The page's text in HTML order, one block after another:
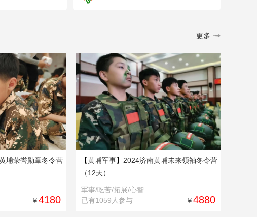
更多
埔荣誉勋章冬令营
￥4180
【黄埔军事】 2024济南黄埔未来领袖冬令营
（12天）
￥4880
军事/吃苦/拓展/心智
已有1059人参与